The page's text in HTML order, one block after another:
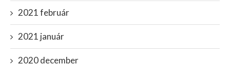
2021 február
2021 január
2020 december